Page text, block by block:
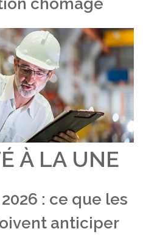
chômage
À LA UNE
: ce que les
anticiper